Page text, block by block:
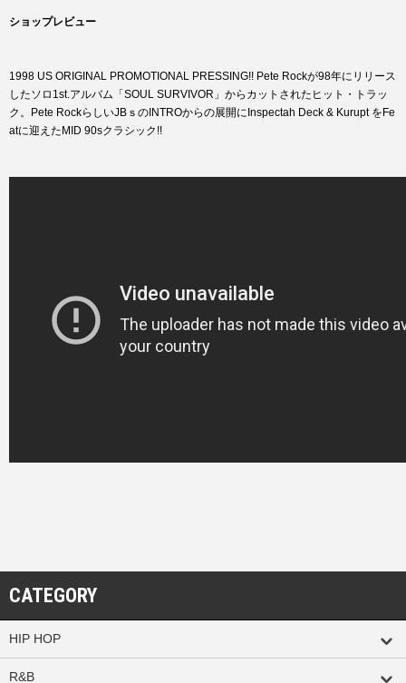
ショップレビュー
1998 US ORIGINAL PROMOTIONAL PRESSING!! Pete Rockが98年にリリース
したソロ1st.アルバム「SOUL SURVIVOR」からカットされたヒット・トラッ
ク。Pete RockらしいJBｓのINTROからの展開にInspectah Deck & Kurupt をFe
atに迎えたMID 90sクラシック!!
CATEGORY
HIP HOP
R&B